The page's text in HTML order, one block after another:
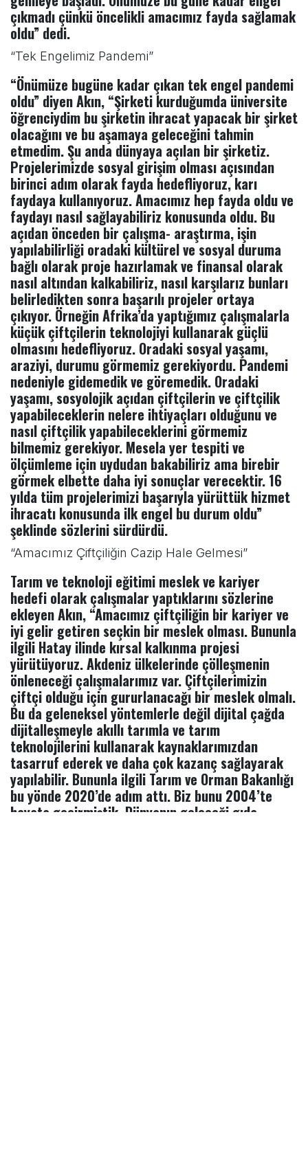
çıkmadı çünkü öncelikli amacımız fayda sağlamak
oldu” dedi.
“Tek Engelimiz Pandemi”
“Önümüze bugüne kadar çıkan tek engel pandemi
oldu” diyen Akın, “Şirketi kurduğumda üniversite
öğrenciydim bu şirketin ihracat yapacak bir şirket
olacağını ve bu aşamaya geleceğini tahmin
etmedim. Şu anda dünyaya açılan bir şirketiz.
Projelerimizde sosyal girişim olması açısından
birinci adım olarak fayda hedefliyoruz, karı
faydaya kullanıyoruz. Amacımız hep fayda oldu ve
faydayı nasıl sağlayabiliriz konusunda oldu. Bu
açıdan önceden bir çalışma- araştırma, işin
yapılabilirliği oradaki kültürel ve sosyal duruma
bağlı olarak proje hazırlamak ve finansal olarak
nasıl altından kalkabiliriz, nasıl karşılarız bunları
belirledikten sonra başarılı projeler ortaya
çıkıyor. Örneğin Afrika’da yaptığımız çalışmalarla
küçük çiftçilerin teknolojiyi kullanarak güçlü
olmasını hedefliyoruz. Oradaki sosyal yaşamı,
araziyi, durumu görmemiz gerekiyordu. Pandemi
nedeniyle gidemedik ve göremedik. Oradaki
yaşamı, sosyolojik açıdan çiftçilerin ve çiftçilik
yapabileceklerin nelere ihtiyaçları olduğunu ve
nasıl çiftçilik yapabileceklerini görmemiz
bilmemiz gerekiyor. Mesela yer tespiti ve
ölçümleme için uydudan bakabiliriz ama birebir
görmek elbette daha iyi sonuçlar verecektir. 16
yılda tüm projelerimizi başarıyla yürüttük hizmet
ihracatı konusunda ilk engel bu durum oldu”
şeklinde sözlerini sürdürdü.
“Amacımız Çiftçiliğin Cazip Hale Gelmesi”
Tarım ve teknoloji eğitimi meslek ve kariyer
hedefi olarak çalışmalar yaptıklarını sözlerine
ekleyen Akın, “Amacımız çiftçiliğin bir kariyer ve
iyi gelir getiren seçkin bir meslek olması. Bununla
ilgili Hatay ilinde kırsal kalkınma projesi
yürütüyoruz. Akdeniz ülkelerinde çölleşmenin
önleneceği çalışmalarımız var. Çiftçilerimizin
çiftçi olduğu için gururlanacağı bir meslek olmalı.
Bu da geleneksel yöntemlerle değil dijital çağda
dijitalleşmeyle akıllı tarımla ve tarım
teknolojilerini kullanarak kaynaklarımızdan
tasarruf ederek ve daha çok kazanç sağlayarak
yapılabilir. Bununla ilgili Tarım ve Orman Bakanlığı
bu yönde 2020’de adım attı. Biz bunu 2004’te
hayata geçirmiştik. Dünyanın geleceği gıda